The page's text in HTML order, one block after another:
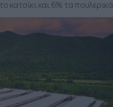
κατσίκι και 6% τα πουλερικά